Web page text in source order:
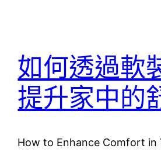
如何透過軟
提升家中的
How to Enhance Comfort in